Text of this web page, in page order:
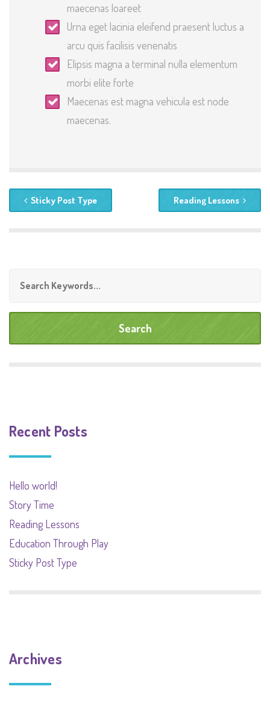
maecenas loareet
Urna eget lacinia eleifend praesent luctus a
arcu quis facilisis venenatis
Elipsis magna a terminal nulla elementum
morbi elite forte
Maecenas est magna vehicula est node
maecenas.
Sticky Post Type Reading Lessons
Recent Posts
Hello world!
Story Time
Reading Lessons
Education Through Play
Sticky Post Type
Archives